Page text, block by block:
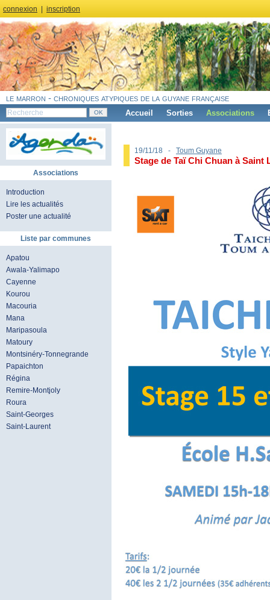
connexion inscription
le marron - chroniques atypiques de la guyane française
Accueil Sorties Associations
Associations
Introduction
Lire les actualités
Poster une actualité
Liste par communes
Apatou
Awala-Yalimapo
Cayenne
Kourou
Macouria
Mana
Maripasoula
Matoury
Montsinéry-Tonnegrande
Papaichton
Régina
Remire-Montjoly
Roura
Saint-Georges
Saint-Laurent
19/11/18 - Toum Guyane
Stage de Taï Chi Chuan à Saint